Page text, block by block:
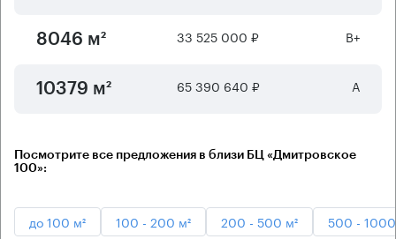
8046 м² 33 525 000 ₽ B+
10379 м² 65 390 640 ₽ А
Посмотрите все предложения в близи БЦ «Дмитровское
100»:
до 100 м² 100 - 200 м² 200 - 500 м² 500 -